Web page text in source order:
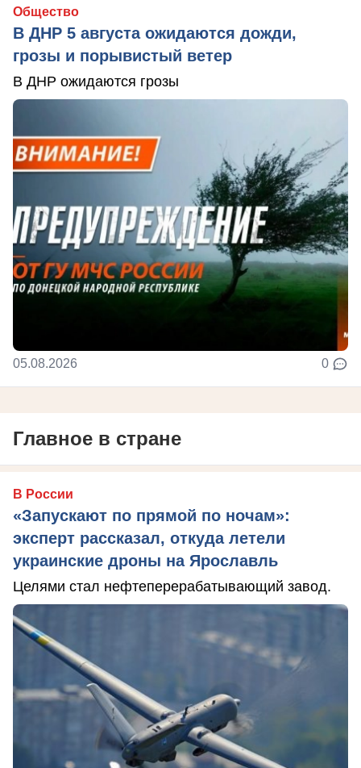
Общество
В ДНР 5 августа ожидаются дожди,
грозы и порывистый ветер
В ДНР ожидаются грозы
05.08.2026 0
Главное в стране
В России
«Запускают по прямой по ночам»:
эксперт рассказал, откуда летели
украинские дроны на Ярославль
Целями стал нефтеперерабатывающий завод.